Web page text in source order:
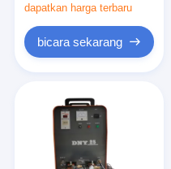
dapatkan harga terbaru
bicara sekarang